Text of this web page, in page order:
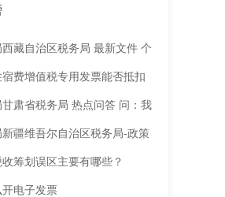
西藏自治区税务局 最新文件 个
汇算清缴管理办法
费增值税专用发票能否抵扣
甘肃省税务局 热点问答 问：我
，员工出差、休探亲假，以及
旅游产生的住宿费，我们都取
票，请问这些专票能否抵扣进
新疆维吾尔自治区税务局-政策
部门为老年人提供了哪些办
？
筹划误区主要有哪些？
电子发票